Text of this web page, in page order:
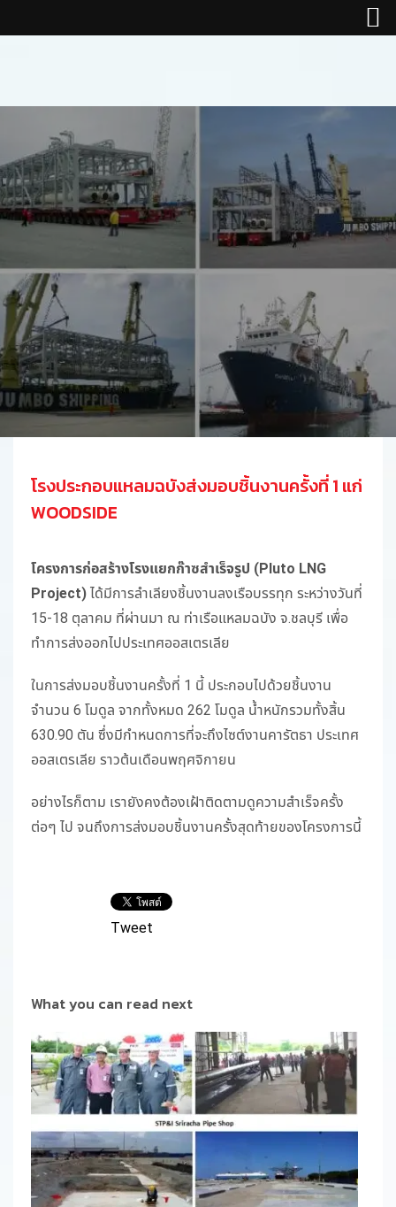
โรงประกอบแหลมฉบังส่งมอบชิ้นงานครั้งที่ 1 แก่
WOODSIDE
โครงการก่อสร้างโรงแยกก๊าซสำเร็จรูป (Pluto LNG
Project) ได้มีการลำเลียงชิ้นงานลงเรือบรรทุก ระหว่างวันที่
15-18 ตุลาคม ที่ผ่านมา ณ ท่าเรือแหลมฉบัง จ.ชลบุรี เพื่อ
ทำการส่งออกไปประเทศออสเตรเลีย
ในการส่งมอบชิ้นงานครั้งที่ 1 นี้ ประกอบไปด้วยชิ้นงาน
จำนวน 6 โมดูล จากทั้งหมด 262 โมดูล น้ำหนักรวมทั้งสิ้น
630.90 ตัน ซึ่งมีกำหนดการที่จะถึงไซต์งานคารัตธา ประเทศ
ออสเตรเลีย ราวต้นเดือนพฤศจิกายน
อย่างไรก็ตาม เรายังคงต้องเฝ้าติดตามดูความสำเร็จครั้ง
ต่อๆ ไป จนถึงการส่งมอบชิ้นงานครั้งสุดท้ายของโครงการนี้
Tweet
What you can read next